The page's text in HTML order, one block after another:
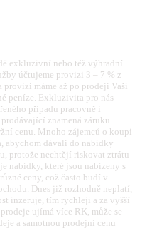
exkluzivní nebo též výhradní
účtujeme provizi 3 – 7 % z
provizi máme až po prodeji Vaší
peníze. Exkluzivita pro nás
případu pracovně i
znamená záruku
cenu. Mnoho zájemců o koupi
abychom dávali do nabídky
protože nechtějí riskovat ztrátu
nabídky, které jsou nabízeny s
ceny, což často budí v
Dnes již rozhodně neplatí,
inzeruje, tím rychleji a za vyšší
ujímá více RK, může se
a samotnou prodejní cenu